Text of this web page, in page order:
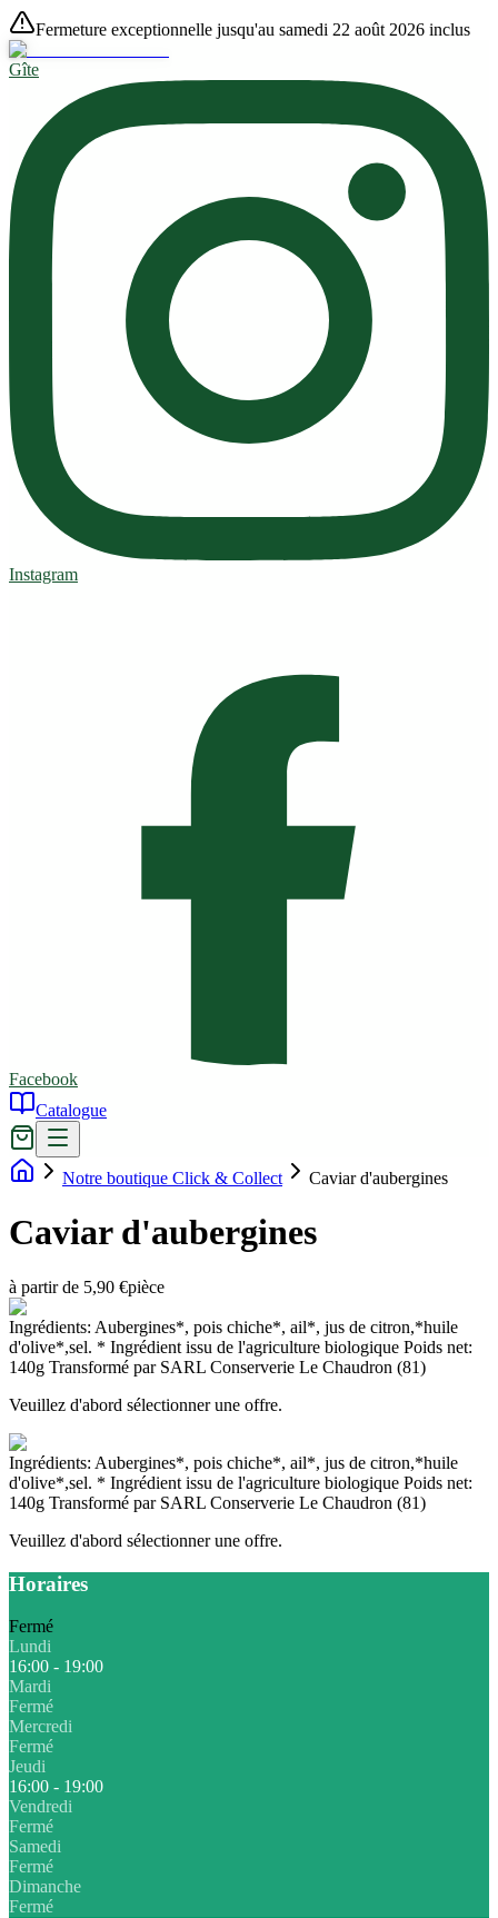
Fermeture exceptionnelle jusqu'au samedi 22 août 2026 inclus
Gîte
Instagram
Facebook
Catalogue
Notre boutique Click & Collect Caviar d'aubergines
Caviar d'aubergines
à partir de 5,90 €pièce
Ingrédients: Aubergines*, pois chiche*, ail*, jus de citron,*huile
d'olive*,sel. * Ingrédient issu de l'agriculture biologique Poids net:
140g Transformé par SARL Conserverie Le Chaudron (81)
Veuillez d'abord sélectionner une offre.
Ingrédients: Aubergines*, pois chiche*, ail*, jus de citron,*huile
d'olive*,sel. * Ingrédient issu de l'agriculture biologique Poids net:
140g Transformé par SARL Conserverie Le Chaudron (81)
Veuillez d'abord sélectionner une offre.
Horaires
Fermé
Lundi
16:00 - 19:00
Mardi
Fermé
Mercredi
Fermé
Jeudi
16:00 - 19:00
Vendredi
Fermé
Samedi
Fermé
Dimanche
Fermé